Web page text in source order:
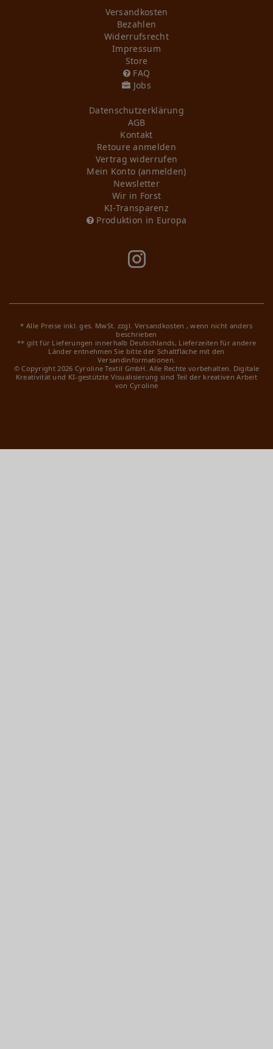
Versandkosten
Bezahlen
Widerrufs­recht
Impressum
Store
FAQ
Jobs
Daten­schutz­erklärung
AGB
Kontakt
Retoure anmelden
Vertrag widerrufen
Mein Konto (anmelden)
Newsletter
Wir in Forst
KI-Transparenz
Produktion in Europa
* Alle Preise inkl. ges. MwSt. zzgl. Versandkosten , wenn nicht anders
beschrieben
** gilt für Lieferungen innerhalb Deutschlands, Lieferzeiten für andere
Länder entnehmen Sie bitte der Schaltfläche mit den
Versandinformationen.
© Copyright 2026 Cyroline Textil GmbH. Alle Rechte vorbehalten. Digitale
Kreativität und KI-gestützte Visualisierung sind Teil der kreativen Arbeit
von Cyroline